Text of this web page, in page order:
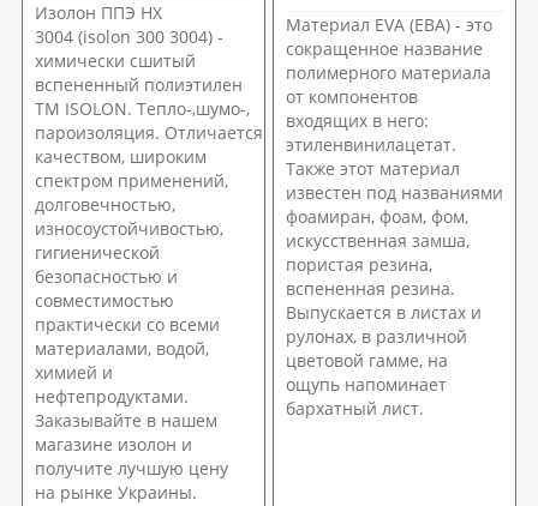
Изолон ППЭ НХ
3004 (isolon 300 3004) -
химически сшитый
вспененный полиэтилен
ТМ ISOLON. Тепло-,шумо-,
пароизоляция. Отличается высоким
качеством, широким
спектром применений,
долговечностью,
износоустойчивостью,
гигиенической
безопасностью и
совместимостью
практически со всеми
материалами, водой,
химией и
нефтепродуктами.
Заказывайте в нашем
магазине изолон и
получите лучшую цену
на рынке Украины.
Материал EVA (ЕВА) - это
сокращенное название
полимерного материала
от компонентов
входящих в него:
этиленвинилацетат.
Также этот материал
известен под названиями
фоамиран, фоам, фом,
искусственная замша,
пористая резина,
вспененная резина.
Выпускается в листах и
рулонах, в различной
цветовой гамме, на
ощупь напоминает
бархатный лист.